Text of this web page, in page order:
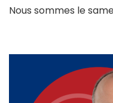
Nous sommes le